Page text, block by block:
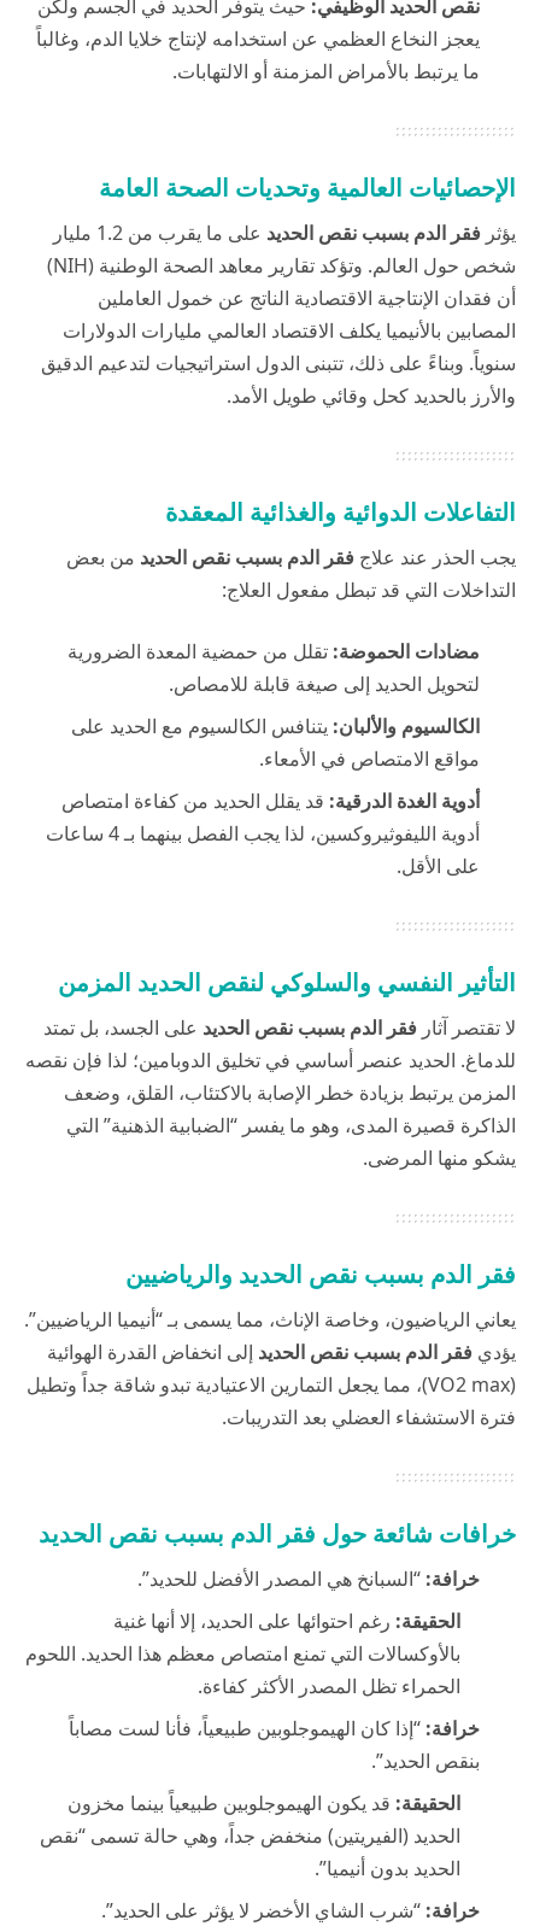
نقص الحديد الوظيفي: حيث يتوفر الحديد في الجسم ولكن
يعجز النخاع العظمي عن استخدامه لإنتاج خلايا الدم، وغالباً
ما يرتبط بالأمراض المزمنة أو الالتهابات.
الإحصائيات العالمية وتحديات الصحة العامة
يؤثر فقر الدم بسبب نقص الحديد
على ما يقرب من 1.2 مليار
شخص حول العالم. وتؤكد تقارير معاهد الصحة الوطنية (NIH)
أن فقدان الإنتاجية الاقتصادية الناتج عن خمول العاملين
المصابين بالأنيميا يكلف الاقتصاد العالمي مليارات الدولارات
سنوياً. وبناءً على ذلك، تتبنى الدول استراتيجيات لتدعيم الدقيق
والأرز بالحديد كحل وقائي طويل الأمد.
التفاعلات الدوائية والغذائية المعقدة
يجب الحذر عند علاج فقر الدم بسبب نقص الحديد من بعض
التداخلات التي قد تبطل مفعول العلاج:
مضادات الحموضة: تقلل من حمضية المعدة الضرورية
لتحويل الحديد إلى صيغة قابلة للامصاص.
الكالسيوم والألبان: يتنافس الكالسيوم مع الحديد على
مواقع الامتصاص في الأمعاء.
أدوية الغدة الدرقية: قد يقلل الحديد من كفاءة امتصاص
أدوية الليفوثيروكسين، لذا يجب الفصل بينهما بـ 4 ساعات
على الأقل.
التأثير النفسي والسلوكي لنقص الحديد المزمن
لا تقتصر آثار فقر الدم بسبب نقص الحديد على الجسد، بل تمتد
للدماغ. الحديد عنصر أساسي في تخليق الدوبامين؛ لذا فإن نقصه
المزمن يرتبط بزيادة خطر الإصابة بالاكتئاب، القلق، وضعف
الذاكرة قصيرة المدى، وهو ما يفسر “الضبابية الذهنية” التي
يشكو منها المرضى.
فقر الدم بسبب نقص الحديد والرياضيين
يعاني الرياضيون، وخاصة الإناث، مما يسمى بـ “أنيميا الرياضيين”.
يؤدي فقر الدم بسبب نقص الحديد إلى انخفاض القدرة الهوائية
(VO2 max)، مما يجعل التمارين الاعتيادية تبدو شاقة جداً وتطيل
فترة الاستشفاء العضلي بعد التدريبات.
خرافات شائعة حول فقر الدم بسبب نقص الحديد
خرافة: “السبانخ هي المصدر الأفضل للحديد”.
الحقيقة: رغم احتوائها على الحديد، إلا أنها غنية
بالأوكسالات التي تمنع امتصاص معظم هذا الحديد. اللحوم
الحمراء تظل المصدر الأكثر كفاءة.
خرافة: “إذا كان الهيموجلوبين طبيعياً، فأنا لست مصاباً
بنقص الحديد”.
الحقيقة: قد يكون الهيموجلوبين طبيعياً بينما مخزون
الحديد (الفيريتين) منخفض جداً، وهي حالة تسمى “نقص
الحديد بدون أنيميا”.
خرافة: “شرب الشاي الأخضر لا يؤثر على الحديد”.